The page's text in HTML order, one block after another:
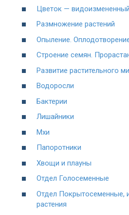
Цветок —
Размножение растений
Опыление.
Строение семян.
Развитие растительного
Водоросли
Бактерии
Лишайники
Мхи
Папоротники
Хвощи и плауны
Отдел Голосеменные
Отдел Покрытосеменные,
растения